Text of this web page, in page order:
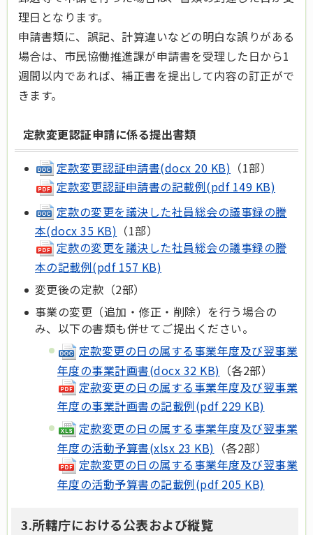
理日となります。
申請書類に、誤記、計算違いなどの明白な誤りがある
場合は、市民協働推進課が申請書を受理した日から1
週間以内であれば、補正書を提出して内容の訂正がで
きます。
定款変更認証申請に係る提出書類
定款変更認証申請書(docx 20 KB) （1部）
定款変更認証申請書の記載例(pdf 149 KB)
定款の変更を議決した社員総会の議事録の謄
本(docx 35 KB) （1部）
定款の変更を議決した社員総会の議事録の謄
本の記載例(pdf 157 KB)
変更後の定款（2部）
事業の変更（追加・修正・削除）を行う場合の
み、以下の書類も併せてご提出ください。
定款変更の日の属する事業年度及び翌事業
年度の事業計画書(docx 32 KB) （各2部）
定款変更の日の属する事業年度及び翌事業
年度の事業計画書の記載例(pdf 229 KB)
定款変更の日の属する事業年度及び翌事業
年度の活動予算書(xlsx 23 KB) （各2部）
定款変更の日の属する事業年度及び翌事業
年度の活動予算書の記載例(pdf 205 KB)
3.所轄庁における公表および縦覧